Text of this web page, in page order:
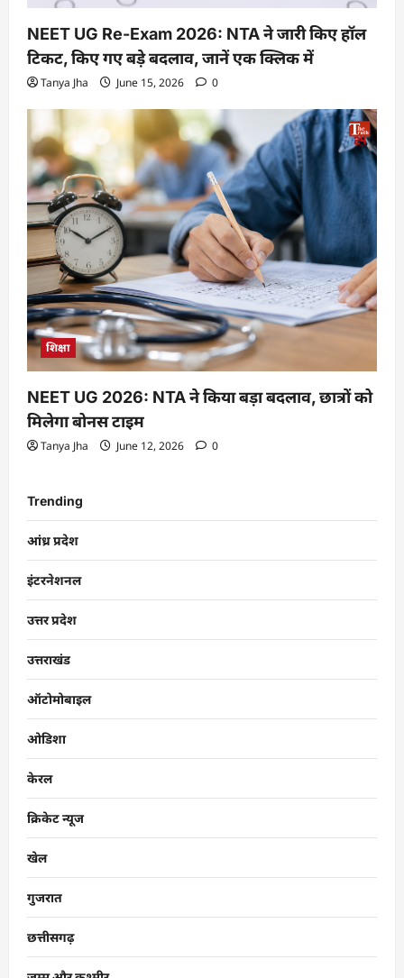
NEET UG Re-Exam 2026: NTA ने जारी किए हॉल
टिकट, किए गए बड़े बदलाव, जानें एक क्लिक में
Tanya Jha June 15, 2026 0
शिक्षा
NEET UG 2026: NTA ने किया बड़ा बदलाव, छात्रों को
मिलेगा बोनस टाइम
Tanya Jha June 12, 2026 0
Trending
आंध्र प्रदेश
इंटरनेशनल
उत्तर प्रदेश
उत्तराखंड
ऑटोमोबाइल
ओडिशा
केरल
क्रिकेट न्यूज
खेल
गुजरात
छत्तीसगढ़